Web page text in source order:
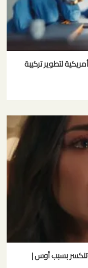
لتطوير تركيبة
…لين تنهار وتنكسر بسبب أوس |